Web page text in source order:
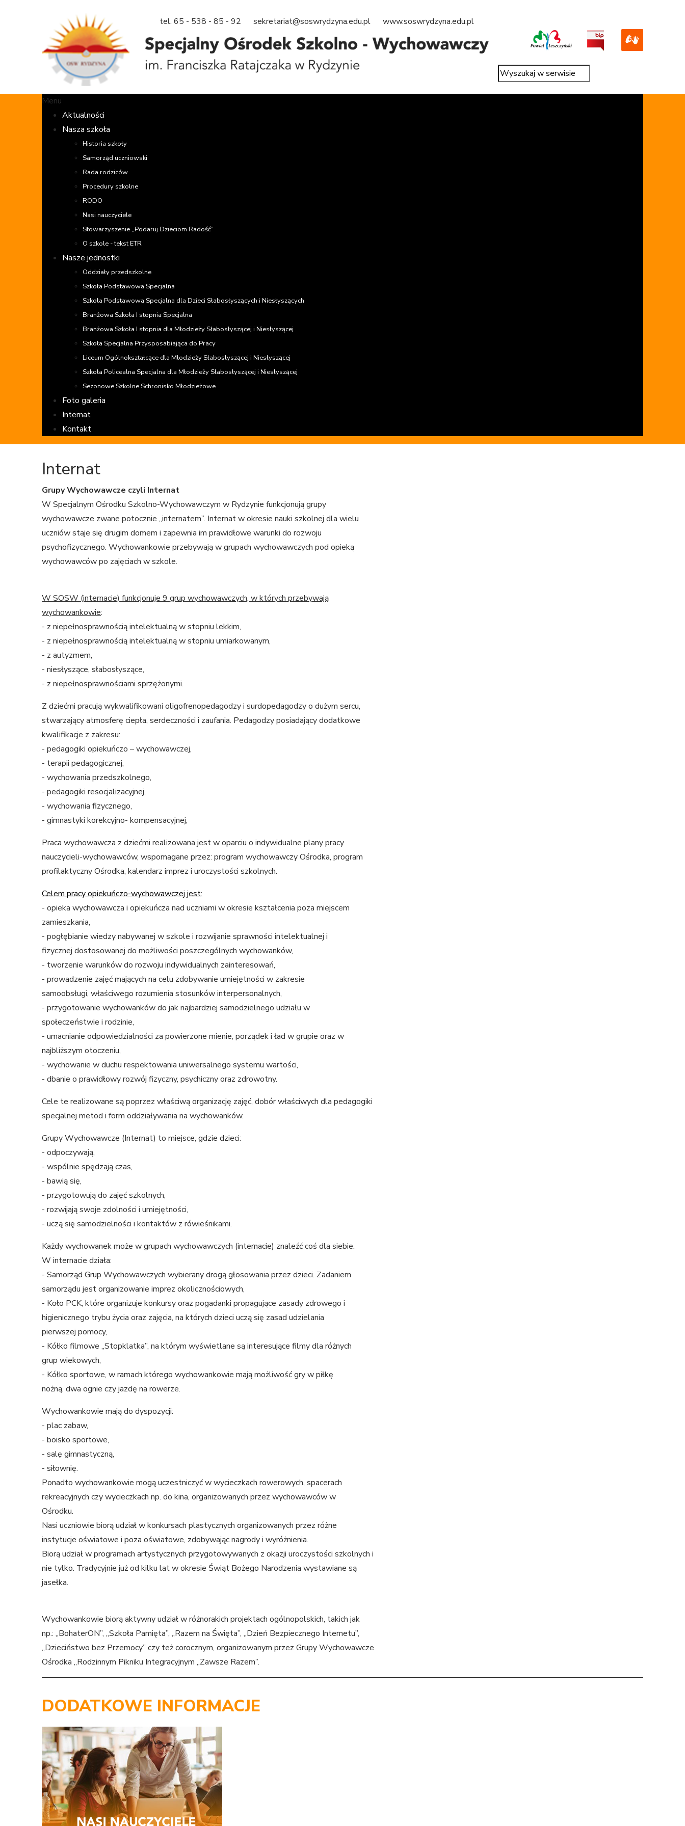
tel. 65 - 538 - 85 - 92 sekretariat@soswrydzyna.edu.pl www.soswrydzyna.edu.pl
Menu
Aktualności
Nasza szkoła
Historia szkoły
Samorząd uczniowski
Rada rodziców
Procedury szkolne
RODO
Nasi nauczyciele
Stowarzyszenie ,,Podaruj Dzieciom Radość”
O szkole - tekst ETR
Nasze jednostki
Oddziały przedszkolne
Szkoła Podstawowa Specjalna
Szkoła Podstawowa Specjalna dla Dzieci Słabosłyszących i Niesłyszących
Branżowa Szkoła I stopnia Specjalna
Branżowa Szkoła I stopnia dla Młodzieży Słabosłyszącej i Niesłyszącej
Szkoła Specjalna Przysposabiająca do Pracy
Liceum Ogólnokształcące dla Młodzieży Słabosłyszącej i Niesłyszącej
Szkoła Policealna Specjalna dla Młodzieży Słabosłyszącej i Niesłyszącej
Sezonowe Szkolne Schronisko Młodzieżowe
Foto galeria
Internat
Kontakt
Internat
Grupy Wychowawcze czyli Internat
W Specjalnym Ośrodku Szkolno-Wychowawczym w Rydzynie funkcjonują grupy
wychowawcze zwane potocznie „internatem”. Internat w okresie nauki szkolnej dla wielu
uczniów staje się drugim domem i zapewnia im prawidłowe warunki do rozwoju
psychofizycznego. Wychowankowie przebywają w grupach wychowawczych pod opieką
wychowawców po zajęciach w szkole.
W SOSW (internacie) funkcjonuje 9 grup wychowawczych, w których przebywają
wychowankowie:
- z niepełnosprawnością intelektualną w stopniu lekkim,
- z niepełnosprawnością intelektualną w stopniu umiarkowanym,
- z autyzmem,
- niesłyszące, słabosłyszące,
- z niepełnosprawnościami sprzężonymi.
Z dziećmi pracują wykwalifikowani oligofrenopedagodzy i surdopedagodzy o dużym sercu,
stwarzający atmosferę ciepła, serdeczności i zaufania. Pedagodzy posiadający dodatkowe
kwalifikacje z zakresu:
- pedagogiki opiekuńczo – wychowawczej,
- terapii pedagogicznej,
- wychowania przedszkolnego,
- pedagogiki resocjalizacyjnej,
- wychowania fizycznego,
- gimnastyki korekcyjno- kompensacyjnej,
Praca wychowawcza z dziećmi realizowana jest w oparciu o indywidualne plany pracy
nauczycieli-wychowawców, wspomagane przez: program wychowawczy Ośrodka, program
profilaktyczny Ośrodka, kalendarz imprez i uroczystości szkolnych.
Celem pracy opiekuńczo-wychowawczej jest:
- opieka wychowawcza i opiekuńcza nad uczniami w okresie kształcenia poza miejscem
zamieszkania,
- pogłębianie wiedzy nabywanej w szkole i rozwijanie sprawności intelektualnej i
fizycznej dostosowanej do możliwości poszczególnych wychowanków,
- tworzenie warunków do rozwoju indywidualnych zainteresowań,
- prowadzenie zajęć mających na celu zdobywanie umiejętności w zakresie
samoobsługi, właściwego rozumienia stosunków interpersonalnych,
- przygotowanie wychowanków do jak najbardziej samodzielnego udziału w
społeczeństwie i rodzinie,
- umacnianie odpowiedzialności za powierzone mienie, porządek i ład w grupie oraz w
najbliższym otoczeniu,
- wychowanie w duchu respektowania uniwersalnego systemu wartości,
- dbanie o prawidłowy rozwój fizyczny, psychiczny oraz zdrowotny.
Cele te realizowane są poprzez właściwą organizację zajęć, dobór właściwych dla pedagogiki
specjalnej metod i form oddziaływania na wychowanków.
Grupy Wychowawcze (Internat) to miejsce, gdzie dzieci:
- odpoczywają,
- wspólnie spędzają czas,
- bawią się,
- przygotowują do zajęć szkolnych,
- rozwijają swoje zdolności i umiejętności,
- uczą się samodzielności i kontaktów z rówieśnikami.
Każdy wychowanek może w grupach wychowawczych (internacie) znaleźć coś dla siebie.
W internacie działa:
- Samorząd Grup Wychowawczych wybierany drogą głosowania przez dzieci. Zadaniem
samorządu jest organizowanie imprez okolicznościowych,
- Koło PCK, które organizuje konkursy oraz pogadanki propagujące zasady zdrowego i
higienicznego trybu życia oraz zajęcia, na których dzieci uczą się zasad udzielania
pierwszej pomocy,
- Kółko filmowe „Stopklatka”, na którym wyświetlane są interesujące filmy dla różnych
grup wiekowych,
- Kółko sportowe, w ramach którego wychowankowie mają możliwość gry w piłkę
nożną, dwa ognie czy jazdę na rowerze.
Wychowankowie mają do dyspozycji:
- plac zabaw,
- boisko sportowe,
- salę gimnastyczną,
- siłownię.
Ponadto wychowankowie mogą uczestniczyć w wycieczkach rowerowych, spacerach
rekreacyjnych czy wycieczkach np. do kina, organizowanych przez wychowawców w
Ośrodku.
Nasi uczniowie biorą udział w konkursach plastycznych organizowanych przez różne
instytucje oświatowe i poza oświatowe, zdobywając nagrody i wyróżnienia.
Biorą udział w programach artystycznych przygotowywanych z okazji uroczystości szkolnych i
nie tylko. Tradycyjnie już od kilku lat w okresie Świąt Bożego Narodzenia wystawiane są
jasełka.
Wychowankowie biorą aktywny udział w różnorakich projektach ogólnopolskich, takich jak
np.: „BohaterON”, „Szkoła Pamięta”, „Razem na Święta”, „Dzień Bezpiecznego Internetu”,
„Dzieciństwo bez Przemocy” czy też corocznym, organizowanym przez Grupy Wychowawcze
Ośrodka „Rodzinnym Pikniku Integracyjnym „Zawsze Razem”.
DODATKOWE INFORMACJE